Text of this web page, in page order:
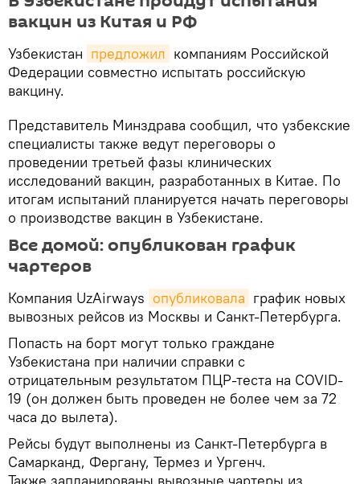
вакцин из Китая и РФ
Узбекистан предложил компаниям Российской
Федерации совместно испытать российскую
вакцину.
Представитель Минздрава сообщил, что узбекские
специалисты также ведут переговоры о
проведении третьей фазы клинических
исследований вакцин, разработанных в Китае. По
итогам испытаний планируется начать переговоры
о производстве вакцин в Узбекистане.
Все домой: опубликован график
чартеров
Компания UzAirways опубликовала график новых
вывозных рейсов из Москвы и Санкт-Петербурга.
Попасть на борт могут только граждане
Узбекистана при наличии справки с
отрицательным результатом ПЦР-теста на COVID-
19 (он должен быть проведен не более чем за 72
часа до вылета).
Рейсы будут выполнены из Санкт-Петербурга в
Самарканд, Фергану, Термез и Ургенч.
Также запланированы вывозные чартеры из